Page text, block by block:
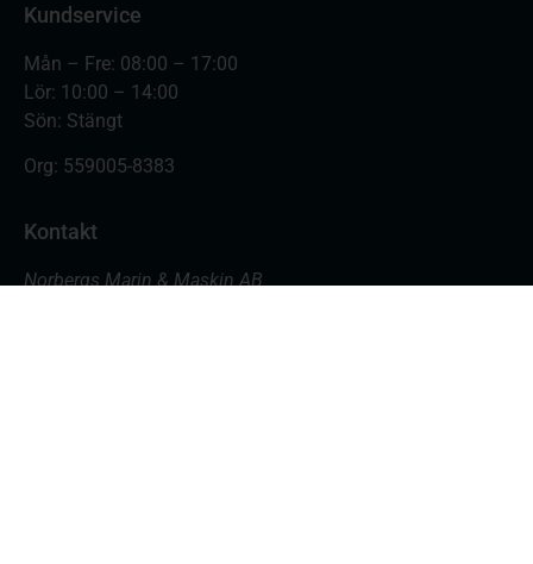
Kundservice
Mån – Fre: 08:00 – 17:00
Lör: 10:00 – 14:00
Sön: Stängt
Org: 559005-8383
Kontakt
Norbergs Marin & Maskin AB